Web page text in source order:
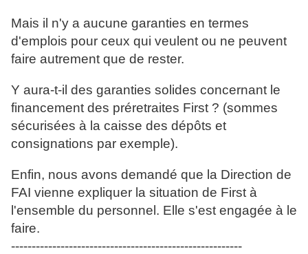
Mais il n'y a aucune garanties en termes
d'emplois pour ceux qui veulent ou ne peuvent
faire autrement que de rester.
Y aura-t-il des garanties solides concernant le
financement des préretraites First ? (sommes
sécurisées à la caisse des dépôts et
consignations par exemple).
Enfin, nous avons demandé que la Direction de
FAI vienne expliquer la situation de First à
l'ensemble du personnel. Elle s'est engagée à le
faire.
--------------------------------------------------------